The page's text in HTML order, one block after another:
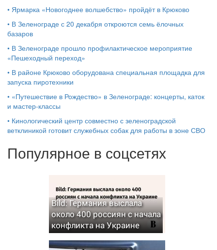
• Ярмарка «Новогоднее волшебство» пройдёт в Крюково
• В Зеленограде с 20 декабря откроются семь ёлочных
базаров
• В Зеленограде прошло профилактическое мероприятие
«Пешеходный переход»
• В районе Крюково оборудована специальная площадка для
запуска пиротехники
• «Путешествие в Рождество» в Зеленограде: концерты, каток
и мастер‑классы
• Кинологический центр совместно с зеленоградской
ветклиникой готовит служебных собак для работы в зоне СВО
Популярное в соцсетях
Bild: Германия выслала
около 400 россиян с начала
конфликта на Украине